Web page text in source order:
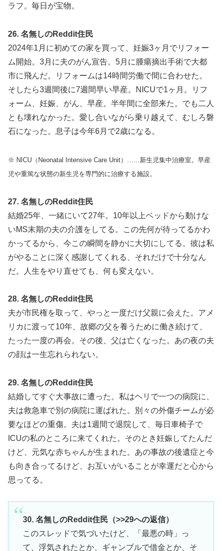
ラフ。毎日が宝物。
26. 名無しのReddit住民
2024年1月に初めての家を買って、妊娠3ヶ月でリフォー
ム開始。3月に夫のがん宣告。5月に腫瘍摘出手術で大都
市に飛んだ。リフォームは14時間労働で間に合わせた。
そしたら3週間後に7週間早い早産。NICUで1ヶ月。リフ
ォーム、妊娠、がん、早産。半年間に全部来た。でも二人
とも壊れなかった。愛し合いながら乗り越えて、むしろ磐
石になった。息子は今年6月で2歳になる。
※ NICU（Neonatal Intensive Care Unit）……新生児集中治療室。早産
児や重篤な状態の新生児を専門的に治療する施設。
27. 名無しのReddit住民
結婚25年、一緒にいて27年。10年以上ベッドから動けな
いMS末期の夫の介護をしてる。この先何が待ってるかわ
かってるから、今この瞬間を静かに大切にしてる。彼は私
がやることに深く感謝してくれる、それだけで十分なん
だ。人生をやり直せても、何も変えない。
28. 名無しのReddit住民
夫が市民権を取って、やっと一度だけ父親に会えた。アメ
リカに渡って10年、故郷の父を養うために働き続けて、
たった一度の再会。その後、父は亡くなった。あの夜の夫
の顔は一生忘れられない。
29. 名無しのReddit住民
結婚してすぐ大事故に遭った。私はヘリで一つの病院に、
夫は救急車で別の病院に運ばれた。別々の外傷チームが必
要なほどの重傷。夫は1週間で退院して、毎日車椅子で
ICUの私のところに来てくれた。そのとき妊娠してたんだ
けど、元気な赤ちゃんが生まれた。あの事故の後遺症と今
も向き合ってるけど、お互いがいることが幸運だと心から
思ってる。
30. 名無しのReddit住民（>>29への返信）
このスレッドで気づいたけど、「最悪の時」っ
て、浮気されたとか、ギャンブルで借金とか、そ